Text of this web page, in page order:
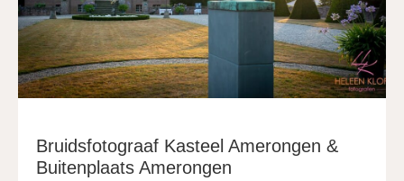
Bruidsfotograaf Kasteel Amerongen &
Buitenplaats Amerongen